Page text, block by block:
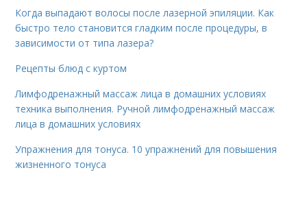
Когда выпадают волосы после лазерной эпиляции. Как
быстро тело становится гладким после процедуры, в
зависимости от типа лазера?
Рецепты блюд с куртом
Лимфодренажный массаж лица в домашних условиях
техника выполнения. Ручной лимфодренажный массаж
лица в домашних условиях
Упражнения для тонуса. 10 упражнений для повышения
жизненного тонуса